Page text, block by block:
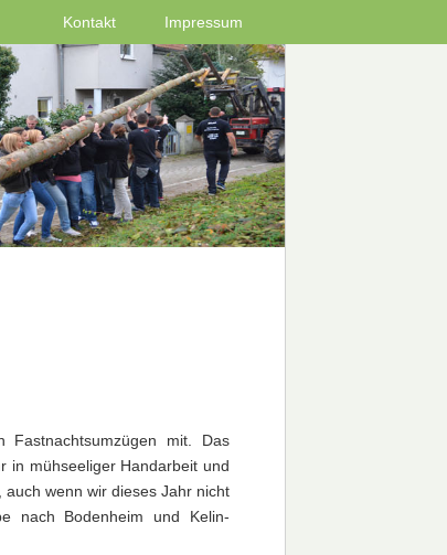
Kontakt Impressum
mit. Das
in mühseeliger Handarbeit und
wenn wir dieses Jahr nicht
nach Bodenheim und Kelin-